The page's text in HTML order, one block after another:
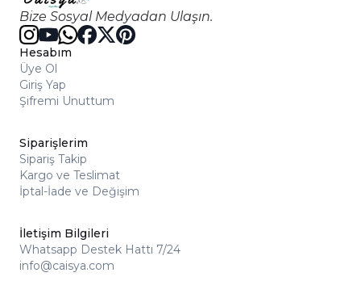
Bize Sosyal Medyadan Ulaşın.
Hesabım
Üye Ol
Giriş Yap
Şifremi Unuttum
Siparişlerim
Sipariş Takip
Kargo ve Teslimat
İptal-İade ve Değişim
İletişim Bilgileri
Whatsapp Destek Hattı 7/24
info@caisya.com